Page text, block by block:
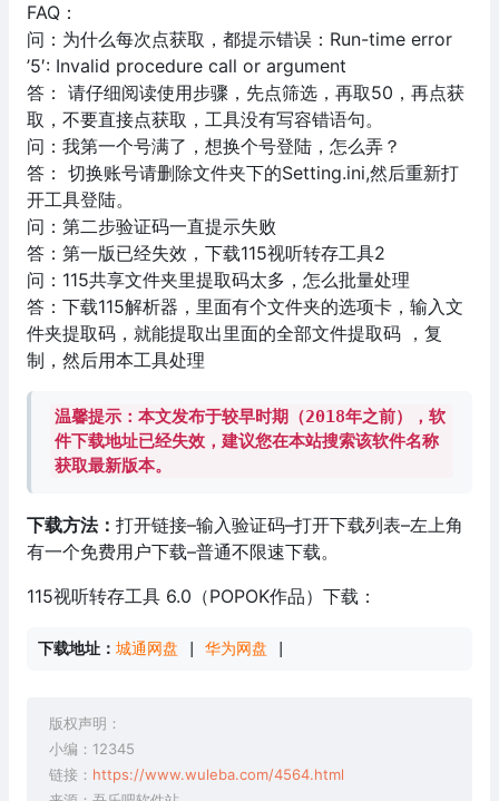
FAQ：
问：为什么每次点获取，都提示错误：Run-time error
’5′: Invalid procedure call or argument
答： 请仔细阅读使用步骤，先点筛选，再取50，再点获
取，不要直接点获取，工具没有写容错语句。
问：我第一个号满了，想换个号登陆，怎么弄？
答： 切换账号请删除文件夹下的Setting.ini,然后重新打
开工具登陆。
问：第二步验证码一直提示失败
答：第一版已经失效，下载115视听转存工具2
问：115共享文件夹里提取码太多，怎么批量处理
答：下载115解析器，里面有个文件夹的选项卡，输入文
件夹提取码，就能提取出里面的全部文件提取码 ，复
制，然后用本工具处理
温馨提示：本文发布于较早时期（2018年之前），软
件下载地址已经失效，建议您在本站搜索该软件名称
获取最新版本。
下载方法： 打开链接–输入验证码–打开下载列表–左上角
有一个免费用户下载–普通不限速下载。
115视听转存工具 6.0（POPOK作品）下载：
下载地址： 城通网盘 华为网盘
版权声明：
小编：12345
链接： https://www.wuleba.com/4564.html